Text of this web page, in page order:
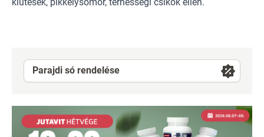
Parajdi só rendelése